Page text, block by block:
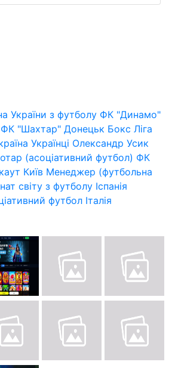
України з футболу ФК "Динамо"
ФК "Шахтар" Донецьк Бокс Ліга
Українці Олександр Усик
(асоціативний футбол) ФК
Київ Менеджер (футбольна
світу з футболу Іспанія
футбол Італія